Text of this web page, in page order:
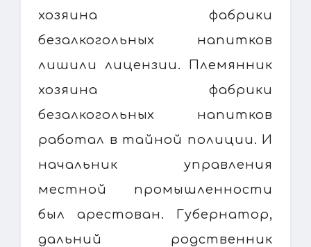
хозяина фабрики
безалкогольных напитков
лишили лицензии. Племянник
хозяина фабрики
безалкогольных напитков
работал в тайной полиции. И
начальник управления
местной промышленности
был арестован. Губернатор,
дальний родственник